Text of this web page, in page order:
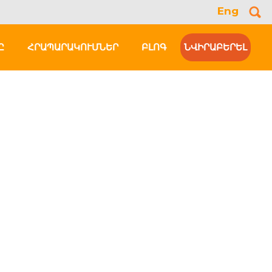
Eng
ՀՐԱՊԱՐԱԿՈՒՄՆԵՐ ԲԼՈԳ ՆՎԻՐԱԲԵՐԵԼ